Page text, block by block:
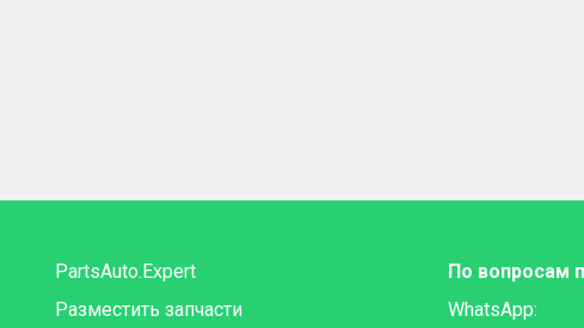
PartsAuto.Expert
Разместить запчасти
По вопросам
WhatsApp: